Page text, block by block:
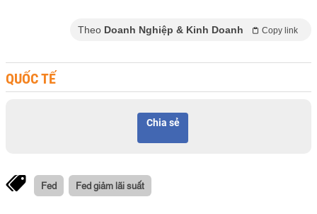
Theo Doanh Nghiệp & Kinh Doanh Copy link
QUỐC TẾ
Chia sẻ
Fed Fed giảm lãi suất